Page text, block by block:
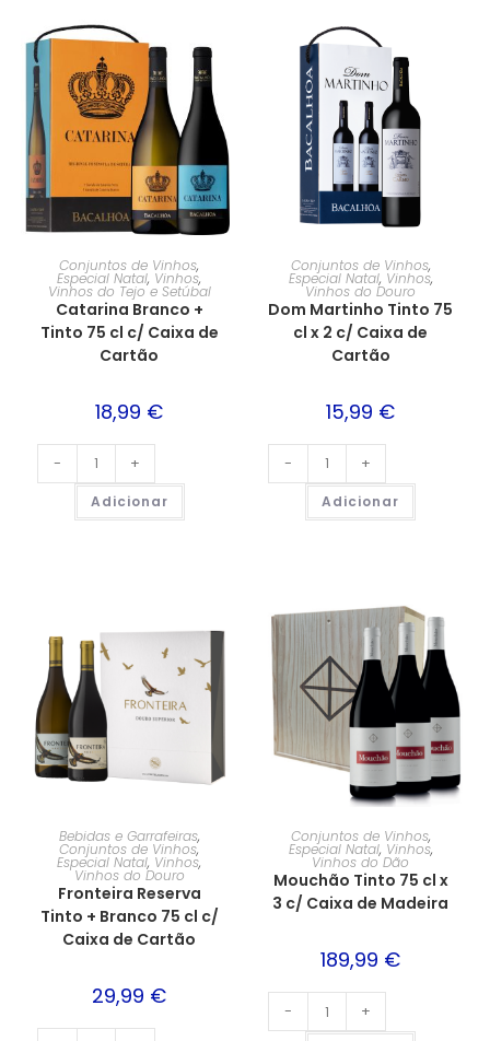
Conjuntos de Vinhos,
Especial Natal, Vinhos,
Vinhos do Tejo e Setúbal
Catarina Branco +
Tinto 75 cl c/ Caixa de
Cartão
18,99 €
- +
Adicionar
Conjuntos de Vinhos,
Especial Natal, Vinhos,
Vinhos do Douro
Dom Martinho Tinto 75
cl x 2 c/ Caixa de
Cartão
15,99 €
- +
Adicionar
Bebidas e Garrafeiras,
Conjuntos de Vinhos,
Especial Natal, Vinhos,
Vinhos do Douro
Fronteira Reserva
Tinto + Branco 75 cl c/
Caixa de Cartão
29,99 €
Conjuntos de Vinhos,
Especial Natal, Vinhos,
Vinhos do Dão
Mouchão Tinto 75 cl x
3 c/ Caixa de Madeira
189,99 €
- +